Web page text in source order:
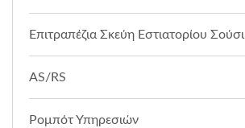
Επιτραπέζια Σκεύη Εστιατορίου Σούσι
AS/RS
Ρομπότ Υπηρεσιών